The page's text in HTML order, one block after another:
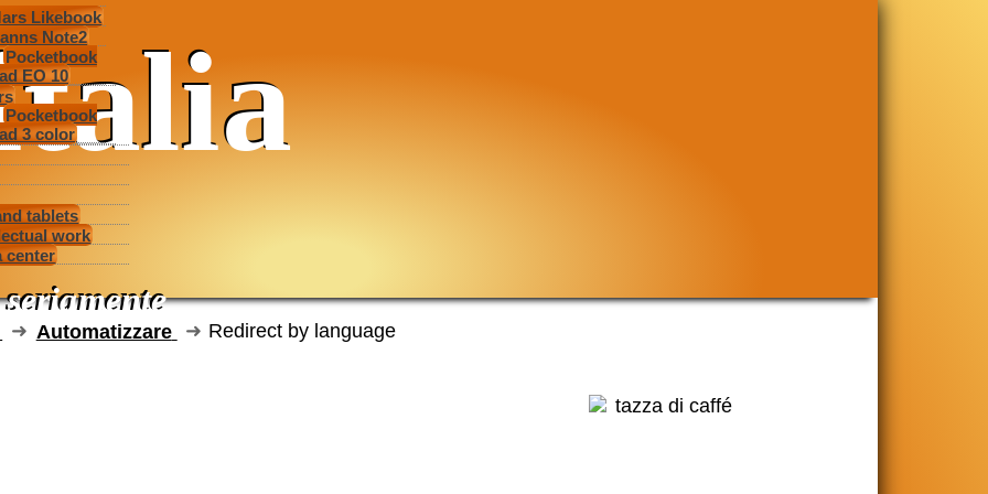
Likebook
Note2
Pocketbook
EO 10
Pocketbook
3 color
tablets
work
center
Automatizzare Redirect by language